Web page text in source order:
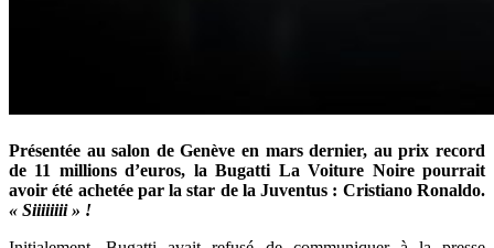
Présentée au salon de Genève en mars dernier, au prix record
de 11 millions d’euros, la Bugatti La Voiture Noire pourrait
avoir été achetée par la star de la Juventus : Cristiano Ronaldo.
« Siiiiiiii » !